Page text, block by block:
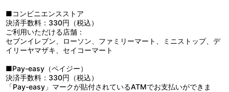
■コンビニエンスストア
決済手数料：330円（税込）
ご利用いただける店舗：
セブンイレブン、ローソン、ファミリーマート、ミニストップ、デ
イリーヤマザキ、セイコーマート
■Pay-easy（ペイジー）
決済手数料：330円（税込）
「Pay-easy」マークが貼付されているATMでお支払いができま